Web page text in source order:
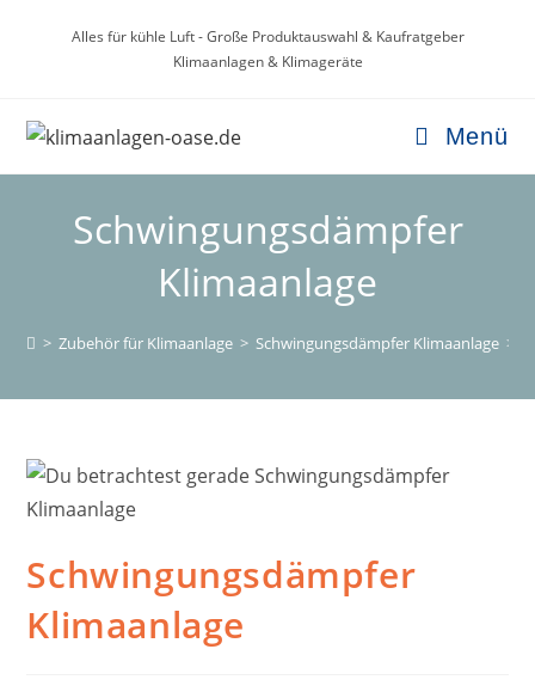
Alles für kühle Luft - Große Produktauswahl & Kaufratgeber
Klimaanlagen & Klimageräte
Menü
Schwingungsdämpfer
Klimaanlage
> Zubehör für Klimaanlage > Schwingungsdämpfer Klimaanlage >
Schwingungsdämpfer
Klimaanlage